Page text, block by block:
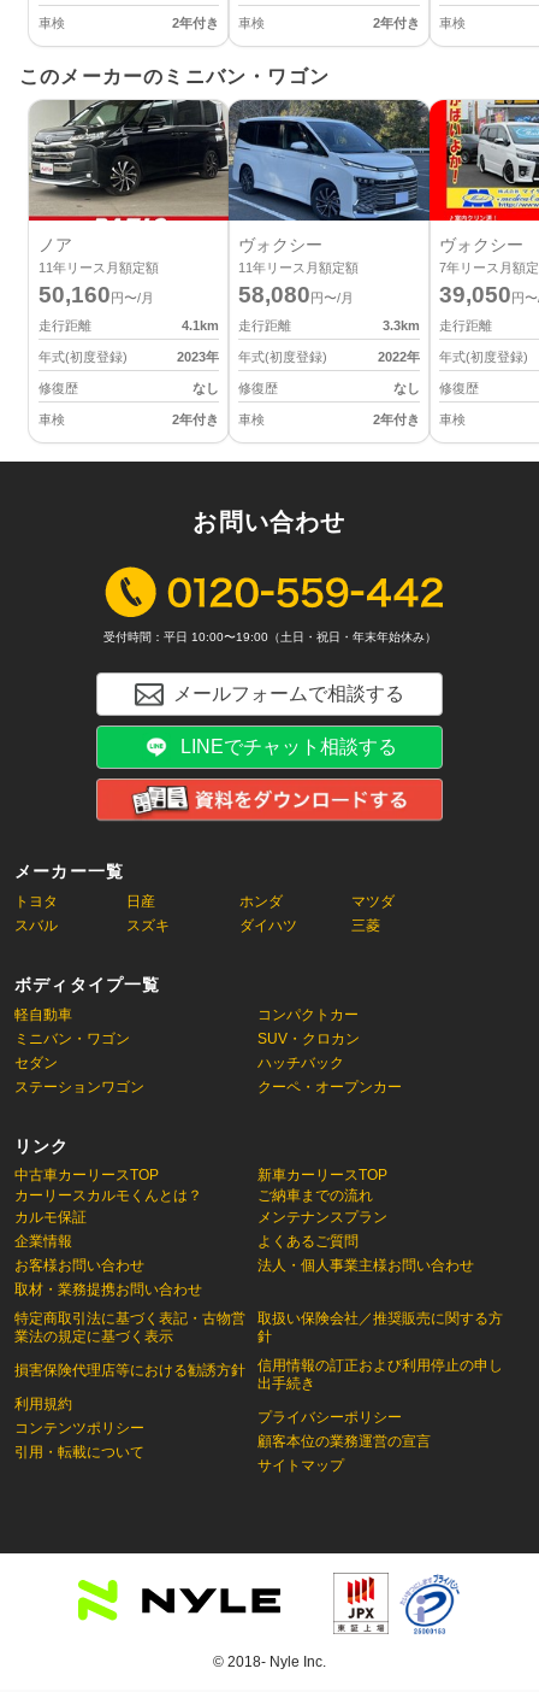
車検 2年付き 車検 2年付き 車検
このメーカーのミニバン・ワゴン
ノア
11年リース月額定額
50,160円〜/月
走行距離
4.1km
年式(初度登録) 2023年
修復歴 なし
車検 2年付き
ヴォクシー
11年リース月額定額
58,080円〜/月
走行距離
3.3km
年式(初度登録) 2022年
修復歴 なし
車検 2年付き
ヴォクシー
7年リース月額
39,050円
走行距離
年式(初度登録)
修復歴
車検
メーカー一覧
トヨタ 日産 ホンダ
マツダ
スバル
スズキ ダイハツ 三菱
ボディタイプ一覧
軽自動車
コンパクトカー
ミニバン・ワゴン
SUV・クロカン
セダン
ハッチバック
ステーションワゴン
クーペ・オープンカー
リンク
中古車カーリースTOP
カーリースカルモくんとは？
新車カーリースTOP
ご納車までの流れ
カルモ保証
企業情報
お客様お問い合わせ
取材・業務提携お問い合わせ
特定商取引法に基づく表記・古物営
業法の規定に基づく表示
損害保険代理店等における勧誘方針
利用規約
コンテンツポリシー
引用・転載について
メンテナンスプラン
よくあるご質問
法人・個人事業主様お問い合わせ
取扱い保険会社／推奨販売に関する方
針
信用情報の訂正および利用停止の申し
出手続き
プライバシーポリシー
顧客本位の業務運営の宣言
サイトマップ
お問い合わせ
受付時間：平日 10:00〜19:00（土日・祝日・年末年始休み）
メールフォームで相談する
LINEでチャット相談する
© 2018- Nyle Inc.